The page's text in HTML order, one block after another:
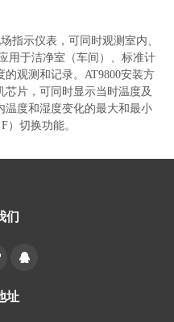
指示仪表，可同时观测室内、
用于洁净室（车间）、标准计
观测和记录。AT9800安装方
片，可同时显示当时温度及
温度和湿度变化的最大和最小
切换功能。
们
址